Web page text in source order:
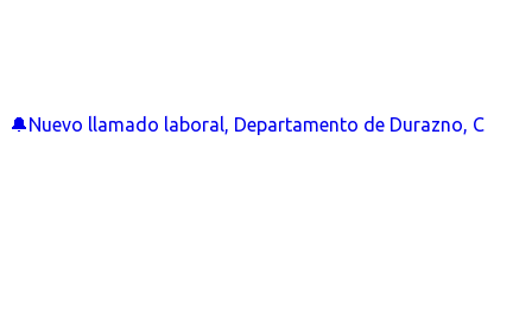
🔔Nuevo llamado laboral, Departamento de Durazno, C